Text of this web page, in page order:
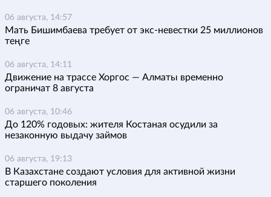
06 августа, 14:57
Мать Бишимбаева требует от экс-невестки 25 миллионов
теңге
06 августа, 14:11
Движение на трассе Хоргос — Алматы временно
ограничат 8 августа
06 августа, 10:46
До 120% годовых: жителя Костаная осудили за
незаконную выдачу займов
06 августа, 19:13
В Казахстане создают условия для активной жизни
старшего поколения